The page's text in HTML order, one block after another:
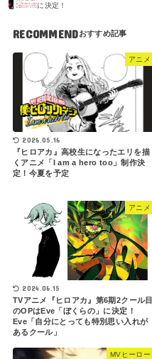
に決定！
RECOMMEND
アニメ
2026.05.16
『ヒロアカ』高校生になったエリを描
くアニメ「I am a hero too」制作決
定！今夏を予定
アニメ
2024.06.15
TVアニメ『ヒロアカ』第6期2クール目
のOPはEve「ぼくらの」に決定！
Eve「自分にとっても特別思い入れが
あるクール」
MVヒーロー